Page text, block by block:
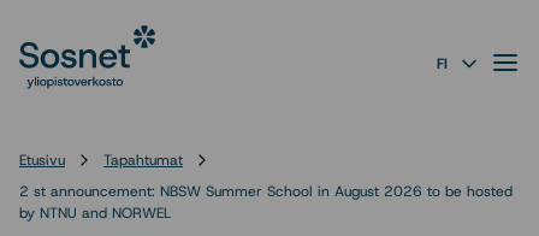
suoraan
sisältöön
FI
Etusivu
Tapahtumat
2 st announcement: NBSW Summer School in August 2026 to be hosted
by NTNU and NORWEL